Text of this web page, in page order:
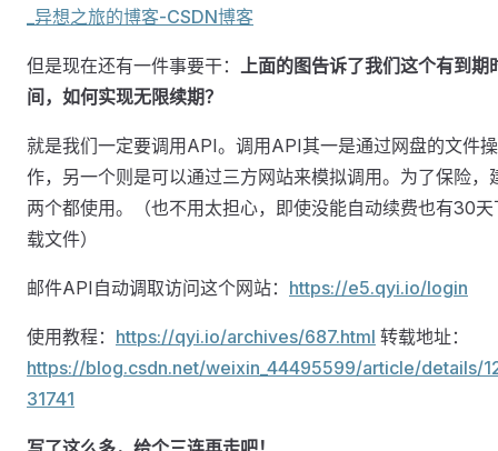
_异想之旅的博客-CSDN博客
但是现在还有一件事要干：
上面的图告诉了我们这个有到期
间，如何实现无限续期？
就是我们一定要调用API。调用API其一是通过网盘的文件操
作，另一个则是可以通过三方网站来模拟调用。为了保险，
两个都使用。（也不用太担心，即使没能自动续费也有30天
载文件）
邮件API自动调取访问这个网站： https://e5.qyi.io/login
使用教程： https://qyi.io/archives/687.html 转载地址：
https://blog.csdn.net/weixin_44495599/article/details/
31741